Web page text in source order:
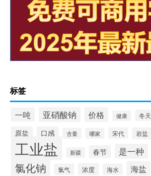
标签
一吨 亚硝酸钠 价格 健康 冬天
原盐 口感 含量 哪家 宋代 岩盐
工业盐 新疆 春节 是一种
氯化钠 氯气 浓度 海水 海盐